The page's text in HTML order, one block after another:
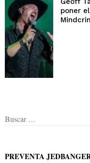
poner
Buscar:
PREVENTA